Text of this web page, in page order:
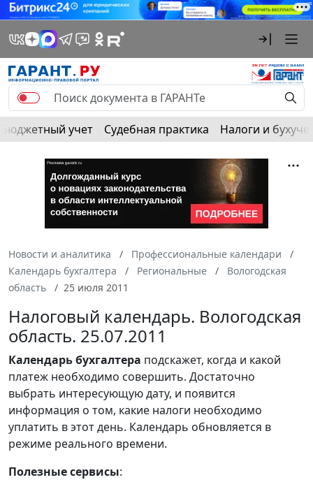
Бюджетный учет Судебная практика Налоги и
Новости и аналитика
Профессиональные календари
Календарь бухгалтера
Региональные
Вологодская
область
25 июля 2011
Налоговый календарь. Вологодская
область. 25.07.2011
Календарьбухгалтера подскажет, когда и какой
платеж необходимо совершить. Достаточно
выбрать интересующую дату, и появится
информация о том, какие налоги необходимо
уплатить в этот день. Календарь обновляется в
режиме реального времени.
Полезные сервисы: